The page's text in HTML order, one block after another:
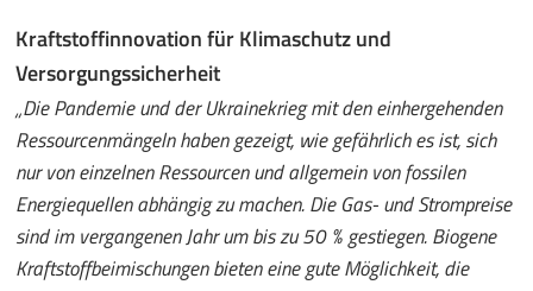
Kraftstoffinnovation für Klimaschutz und
Versorgungssicherheit
„Die Pandemie und der Ukrainekrieg mit den einhergehenden
Ressourcenmängeln haben gezeigt, wie gefährlich es ist, sich
nur von einzelnen Ressourcen und allgemein von fossilen
Energiequellen abhängig zu machen. Die Gas- und Strompreise
sind im vergangenen Jahr um bis zu 50 % gestiegen. Biogene
Kraftstoffbeimischungen bieten eine gute Möglichkeit, die